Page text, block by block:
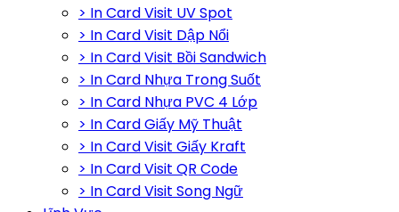
> In Card Visit UV Spot
> In Card Visit Dập Nổi
> In Card Visit Bồi Sandwich
> In Card Nhựa Trong Suốt
> In Card Nhựa PVC 4 Lớp
> In Card Giấy Mỹ Thuật
> In Card Visit Giấy Kraft
> In Card Visit QR Code
> In Card Visit Song Ngữ